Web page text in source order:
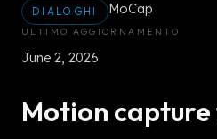
DIALOGHI MoCap
ULTIMO AGGIORNAMENTO
June 2, 2026
Motion